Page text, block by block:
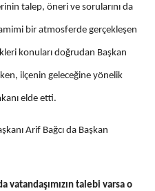
talep, öneri ve sorularını da
bir atmosferde gerçekleşen
konuları doğrudan Başkan
ilçenin geleceğine yönelik
elde etti.
Arif Bağcı da Başkan
vatandaşımızın talebi varsa o